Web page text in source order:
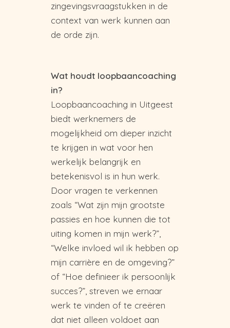
zingevingsvraagstukken in de
context van werk kunnen aan
de orde zijn.
Wat houdt loopbaancoaching
in?
Loopbaancoaching in Uitgeest
biedt werknemers de
mogelijkheid om dieper inzicht
te krijgen in wat voor hen
werkelijk belangrijk en
betekenisvol is in hun werk.
Door vragen te verkennen
zoals “Wat zijn mijn grootste
passies en hoe kunnen die tot
uiting komen in mijn werk?”,
“Welke invloed wil ik hebben op
mijn carrière en de omgeving?”
of “Hoe definieer ik persoonlijk
succes?”, streven we ernaar
werk te vinden of te creëren
dat niet alleen voldoet aan